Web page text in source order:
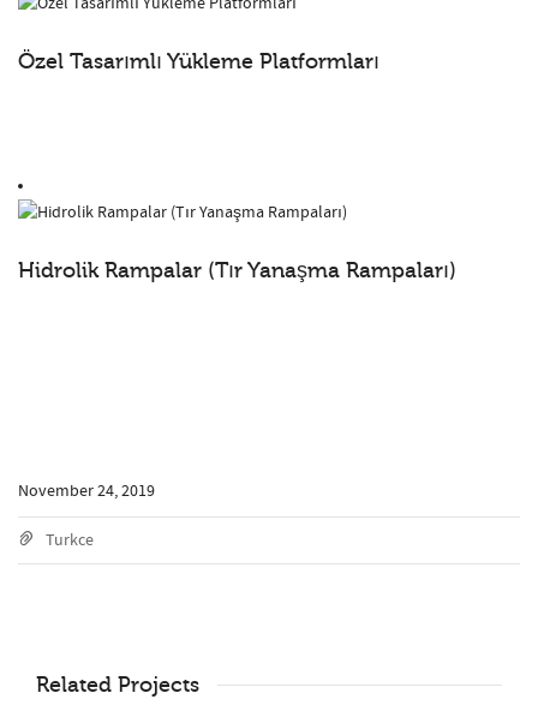
Özel Tasarımlı Yükleme Platformları
Hidrolik Rampalar (Tır Yanaşma Rampaları)
November 24, 2019
Turkce
Related Projects